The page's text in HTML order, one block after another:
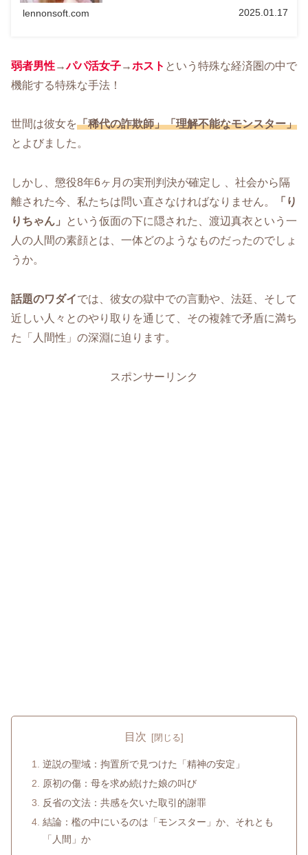
lennonsoft.com 2025.01.17
弱者男性→パパ活女子→ホスト という特殊な経済圏の中で
機能する特殊な手法！
世間は彼女を「稀代の詐欺師」「理解不能なモンスター」
とよびました。
しかし、懲役8年6ヶ月の実刑判決が確定し 、社会から隔
離された今、私たちは問い直さなければなりません。
「り
りちゃん」
という仮面の下に隠された、渡辺真衣という一
人の人間の素顔とは、一体どのようなものだったのでしょ
うか。
話題のワダイでは、彼女の獄中での言動や、法廷、そして
近しい人々とのやり取りを通じて、その複雑で矛盾に満ち
た「人間性」の深淵に迫ります。
スポンサーリンク
目次
逆説の聖域：拘置所で見つけた「精神の安定」
原初の傷：母を求め続けた娘の叫び
反省の文法：共感を欠いた取引的謝罪
結論：檻の中にいるのは「モンスター」か、それとも
「人間」か